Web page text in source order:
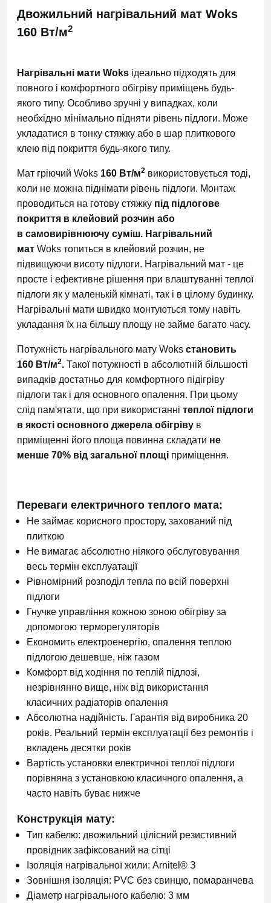
Двожильний нагрівальний мат Woks
160 Вт/м2
Нагрівальні мати Woks ідеально підходять для
повного і комфортного обігріву приміщень будь-
якого типу. Особливо зручні у випадках, коли
необхідно мінімально підняти рівень підлоги. Може
укладатися в тонку стяжку або в шар плиткового
клею під покриття будь-якого типу.
Мат гріючий Woks 160 Вт/м2 використовується тоді,
коли не можна піднімати рівень підлоги. Монтаж
проводиться на готову стяжку під підлогове
покриття в клейовий розчин або
в самовирівнюючу суміш. Нагрівальний
мат Woks топиться в клейовий розчин, не
підвищуючи висоту підлоги. Нагрівальний мат - це
просте і ефективне рішення при влаштуванні теплої
підлоги як у маленькій кімнаті, так і в цілому будинку.
Нагрівальні мати швидко монтуються тому навіть
укладання їх на більшу площу не займе багато часу.
Потужність нагрівального мату Woks становить
160 Вт/м2. Такої потужності в абсолютній більшості
випадків достатньо для комфортного підігріву
підлоги так і для основного опалення. При цьому
слід пам'ятати, що при використанні теплої підлоги
в якості основного джерела обігріву в
приміщенні його площа повинна складати не
менше 70% від загальної площі приміщення.
Переваги електричного теплого мата:
Не займає корисного простору, захований під
плиткою
Не вимагає абсолютно ніякого обслуговування
весь термін експлуатації
Рівномірний розподіл тепла по всій поверхні
підлоги
Гнучке управління кожною зоною обігріву за
допомогою терморегуляторів
Економить електроенергію, опалення теплою
підлогою дешевше, ніж газом
Комфорт від ходіння по теплій підлозі,
незрівнянно вище, ніж від використання
класичних радіаторів опалення
Абсолютна надійність. Гарантія від виробника 20
років. Реальний термін експлуатації без ремонтів і
вкладень десятки років
Вартість установки електричної теплої підлоги
порівняна з установкою класичного опалення, а
часто навіть буває нижче
Конструкція мату:
Тип кабелю: двожильний цілісний резистивний
провідник зафіксований на сітці
Ізоляція нагрівальної жили: Arnitel® З
Зовнішня ізоляція: PVC без свинцю, помаранчева
Діаметр нагрівального кабелю: 3 мм